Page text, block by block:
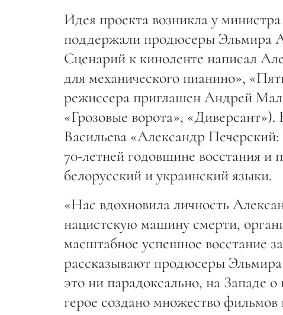
Идея проекта возникла у
поддержали продюсеры Эльмира
Сценарий к киноленте написал
для механического пианино»,
режиссера приглашен Андрей
«Грозовые ворота»,
Васильева «Александр Печерский:
70-летней годовщине восстания и
белорусский и украинский языки.
«Нас вдохновила личность
нацистскую машину смерти,
масштабное успешное восстание
рассказывают продюсеры
это ни парадоксально, на Западе
герое создано множество